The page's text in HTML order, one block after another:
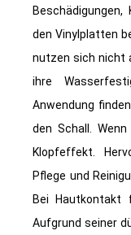
den Vinylplatten
nutzen sich nicht
ihre
Anwendung
den Schall.
Klopfeffekt.
Pflege und
Bei Hautkontakt
Aufgrund seiner